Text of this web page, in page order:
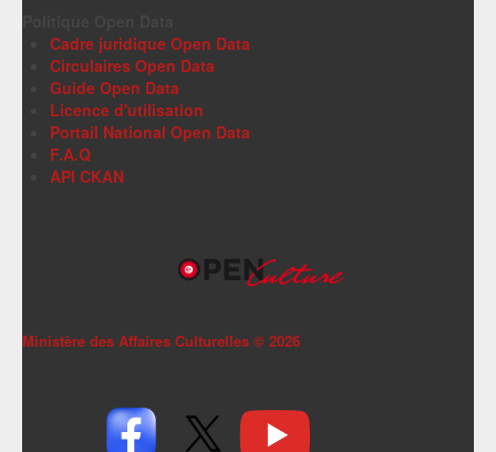
Cadre juridique Open Data
Circulaires Open Data
Guide Open Data
Licence d'utilisation
Portail National Open Data
F.A.Q
API CKAN
Ministère des Affaires Culturelles © 2026